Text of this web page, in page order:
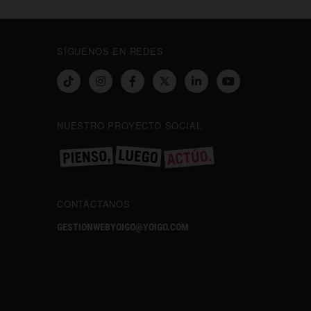
SÍGUENOS EN REDES
NUESTRO PROYECTO SOCIAL
CONTÁCTANOS
GESTIONWEBYOIGO@YOIGO.COM